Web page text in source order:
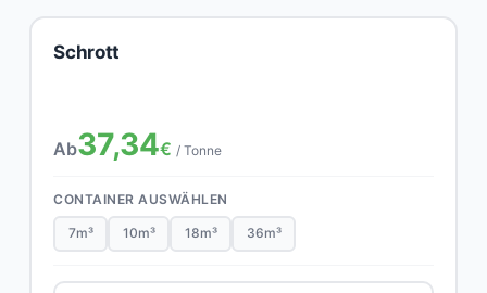
Schrott
Ab37,34€ / Tonne
CONTAINER AUSWÄHLEN
7m³ 10m³ 18m³ 36m³